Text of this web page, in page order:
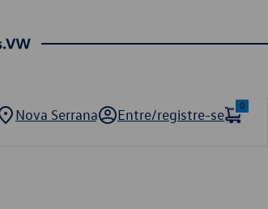
Nova Serrana Entre/registre-se
0